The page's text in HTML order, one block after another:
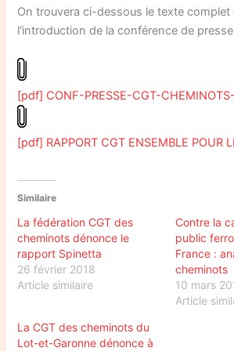
On trouvera ci-dessous le texte
l'introduction de la conférence de
[pdf] CONF-PRESSE-CGT-
[pdf] RAPPORT CGT ENSEMBLE POUR
Similaire
La fédération CGT des
cheminots dénonce le
rapport Spinetta
26 février 2018
Article similaire
Contre la
public
France :
cheminots
10 mars
Article
La CGT des cheminots du
Lot-et-Garonne dénonce à